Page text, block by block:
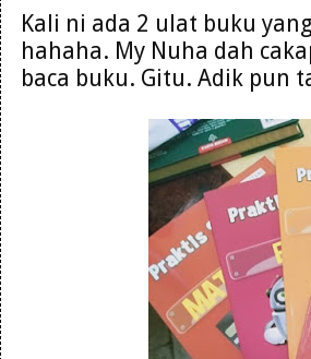
Kali ni ada 2 ulat buku
hahaha. My Nuha dah
baca buku. Gitu. Adik pun